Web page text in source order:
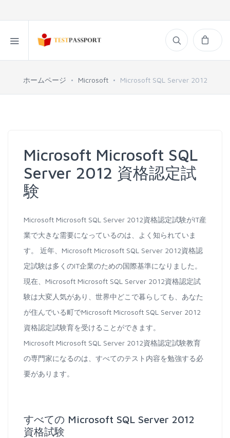
ホームページ Microsoft Microsoft SQL Server 2012
Microsoft Microsoft SQL
Server 2012 資格認定試
験
Microsoft Microsoft SQL Server 2012資格認定試験がIT産
業で大きな需要になっているのは、よく知られていま
す。 近年、Microsoft Microsoft SQL Server 2012資格認
定試験は多くのIT企業のための国際基準になりました。
現在、Microsoft Microsoft SQL Server 2012資格認定試
験は大変人気があり、世界中どこで暮らしても、あなた
が住んでいる町でMicrosoft Microsoft SQL Server 2012
資格認定試験育を受けることができます。
Microsoft Microsoft SQL Server 2012資格認定試験教育
の専門家になるのは、すべてのテスト内容を勉強する必
要があります。
すべての Microsoft SQL Server 2012
資格試験